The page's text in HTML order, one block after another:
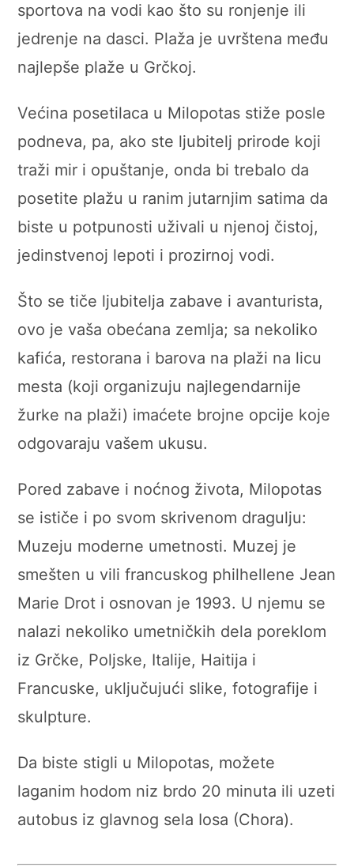
sportova na vodi kao što su ronjenje ili
jedrenje na dasci. Plaža je uvrštena među
najlepše plaže u Grčkoj.
Većina posetilaca u Milopotas stiže posle
podneva, pa, ako ste ljubitelj prirode koji
traži mir i opuštanje, onda bi trebalo da
posetite plažu u ranim jutarnjim satima da
biste u potpunosti uživali u njenoj čistoj,
jedinstvenoj lepoti i prozirnoj vodi.
Što se tiče ljubitelja zabave i avanturista,
ovo je vaša obećana zemlja; sa nekoliko
kafića, restorana i barova na plaži na licu
mesta (koji organizuju najlegendarnije
žurke na plaži) imaćete brojne opcije koje
odgovaraju vašem ukusu.
Pored zabave i noćnog života, Milopotas
se ističe i po svom skrivenom dragulju:
Muzeju moderne umetnosti. Muzej je
smešten u vili francuskog philhellene Jean
Marie Drot i osnovan je 1993. U njemu se
nalazi nekoliko umetničkih dela poreklom
iz Grčke, Poljske, Italije, Haitija i
Francuske, uključujući slike, fotografije i
skulpture.
Da biste stigli u Milopotas, možete
laganim hodom niz brdo 20 minuta ili uzeti
autobus iz glavnog sela Iosa (Chora).